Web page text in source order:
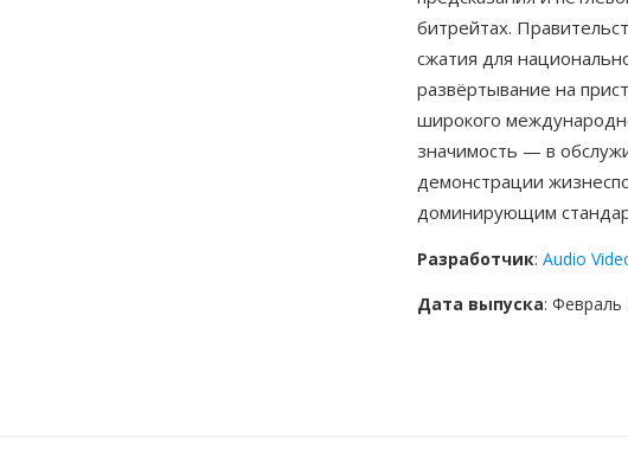
битрейтах.
сжатия для
развёртывание на
широкого
значимость — в
демонстрации
доминирующим
Разработчик: Audio
Дата выпуска: Февраль